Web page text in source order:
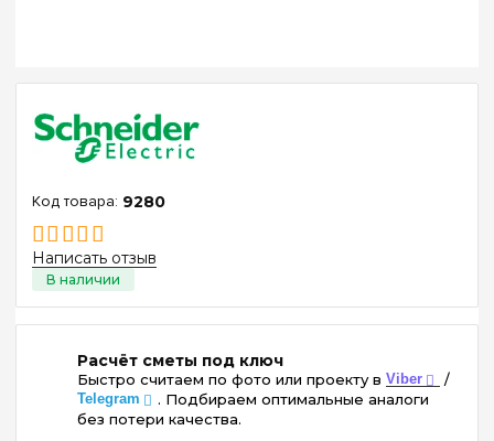
9280
Написать отзыв
Расчёт сметы под ключ
Быстро считаем по фото или проекту в Viber /
Telegram
. Подбираем оптимальные аналоги
без потери качества.